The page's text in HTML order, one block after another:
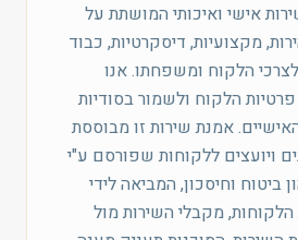
אישי ואיכותי המושתת על
מקצועיות, דיסקרטיות, כבוד
הלקוח ומשפחתו. אנו
הלקוח ולשמור בסודיות
אמנת שירות זו מבוססת
ויועצים ללקוחות שפורסם ע"י
וחיסכון, המביאה לידי
הלקוחות, מקבלי השירות מול